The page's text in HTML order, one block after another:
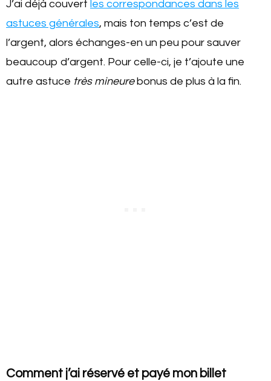
J’ai déjà couvert les correspondances dans les
astuces générales, mais ton temps c’est de
l’argent, alors échanges-en un peu pour sauver
beaucoup d’argent. Pour celle-ci, je t’ajoute une
autre astuce très mineurebonus de plus à la fin.
Comment j’ai réservé et payé mon billet